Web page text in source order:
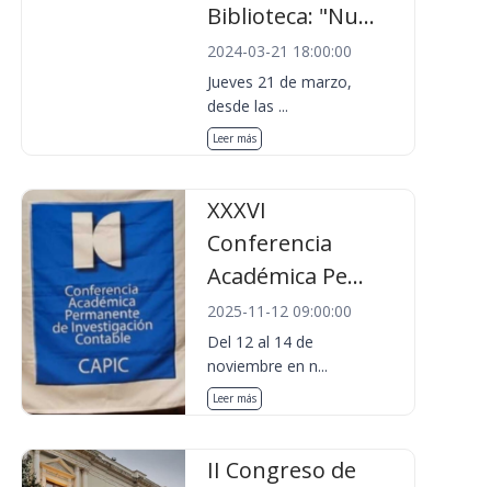
Biblioteca: "Nu...
2024-03-21 18:00:00
Jueves 21 de marzo,
desde las ...
Leer más
XXXVI
Conferencia
Académica Pe...
2025-11-12 09:00:00
Del 12 al 14 de
noviembre en n...
Leer más
II Congreso de